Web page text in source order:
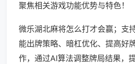
聚焦相关游戏功能优势与特色！
微乐湖北麻将怎么打才会赢；支
能出牌策略、暗杠优化、提高好
作，通过AI算法调整牌局结果，提